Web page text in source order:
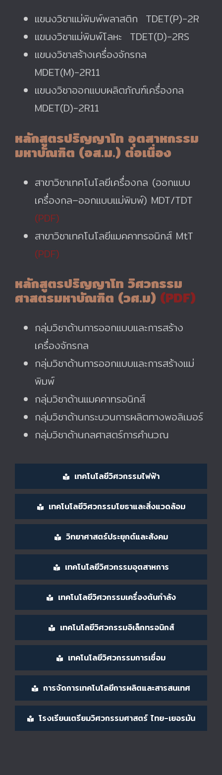
แขนงวิชาแม่พิมพ์พลาสติก TDET(P)-2R
แขนงวิชาแม่พิมพ์โลหะ TDET(D)-2RS
แขนงวิชาสร้างเครื่องจักรกล
MDET(M)-2R11
แขนงวิชาออกแบบผลิตภัณฑ์เครื่องกล
MDET(D)-2R11
หลักสูตรปริญญาโท อุตสาหกรรม
มหาบัณฑิต (อส.ม.) ต่อเนื่อง
สาขาวิชาเทคโนโลยีเครื่องกล (ออกแบบ
เครื่องกล–ออกแบบแม่พิมพ์) MDT/TDT
(PDF)
สาขาวิชาเทคโนโลยีแมคคาทรอนิกส์ MtT
(PDF)
หลักสูตรปริญญาโท วิศวกรรม
ศาสตรมหาบัณฑิต (วศ.ม) (PDF)
กลุ่มวิชาด้านการออกแบบและการสร้าง
เครื่องจักรกล
กลุ่มวิชาด้านการออกแบบและการสร้างแม่
พิมพ์
กลุ่มวิชาด้านแมคคาทรอนิกส์
กลุ่มวิชาด้านกระบวนการผลิตทางพอลิเมอร์
กลุ่มวิชาด้านกลศาสตร์การคำนวณ
เทคโนโลยีวิศวกรรมไฟฟ้า
เทคโนโลยีวิศวกรรมโยธาและสิ่งแวดล้อม
วิทยาศาสตร์ประยุกต์และสังคม
เทคโนโลยีวิศวกรรมอุตสาหการ
เทคโนโลยีวิศวกรรมเครื่องต้นกำลัง
เทคโนโลยีวิศวกรรมอิเล็กทรอนิกส์
เทคโนโลยีวิศวกรรมการเชื่อม
การจัดการเทคโนโลยีการผลิตและสารสนเทศ
โรงเรียนเตรียมวิศวกรรมศาสตร์ ไทย-เยอรมัน